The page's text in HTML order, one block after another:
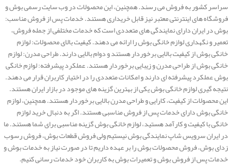
سراسر کشور به فروش می رسند. همچنین، این محصولات در وب سایت رسمی بوش و
فروشگاه های اینترنتی معتبر نیز قابل خریداری هستند. خدمات پس از فروش مناسب:
بوش در ایران دارای نمایندگی های متعددی است که خدمات مختلفی از جمله فروش،
تعمیر و نگهداری لوازم خانگی بوش را ارائه می دهند. کیفیت بالای محصولات: لوازم
خانگی بوش از کیفیت بالایی برخوردار هستند و دوام بالایی دارند. طراحی مدرن: لوازم
خانگی بوش از طراحی مدرن و زیبایی برخوردار هستند. عملکرد پیشرفته: لوازم خانگی
بوش عملکرد پیشرفته ای دارند و امکانات متعددی را در اختیار کاربران قرار می دهند.
نتیجه گیری لوازم خانگی بوش یکی از بهترین گزینه های موجود در بازار ایران هستند.
این محصولات از کیفیت، کارایی و طراحی مدرن بالایی برخوردار هستند. همچنین، لوازم
خانگی بوش دارای خدمات پس از فروش مناسبی هستند. اگر به دنبال خرید لوازم
خانگی با کیفیت و کارآمد هستید، لوازم خانگی بوش گزینه مناسبی برای شما هستند. ما
در ایران سرویس شاپ نمایندگی بوش نیستیم ولی فروش قطعات بوش، فروش رسوب
زدای بوش، فروش محصولات بوش را بر عهده داریم تا در صورت نیاز به خدمات بوش و
خدمات پس از فروش بوش و تعمیرات بوش به کاربران خود خدمات رسانی کنیم.